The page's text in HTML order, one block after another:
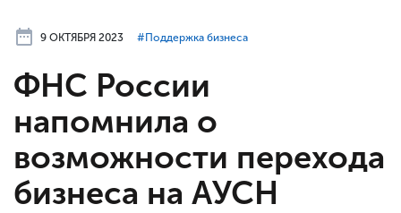
9 ОКТЯБРЯ 2023 #⁣Поддержка бизнеса
ФНС России
напомнила о
возможности перехода
бизнеса на АУСН